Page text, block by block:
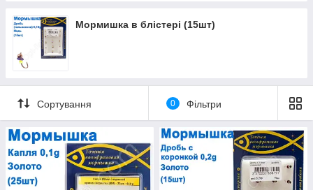
Мормишка в блістері (15шт)
Сортування 0 Фільтри